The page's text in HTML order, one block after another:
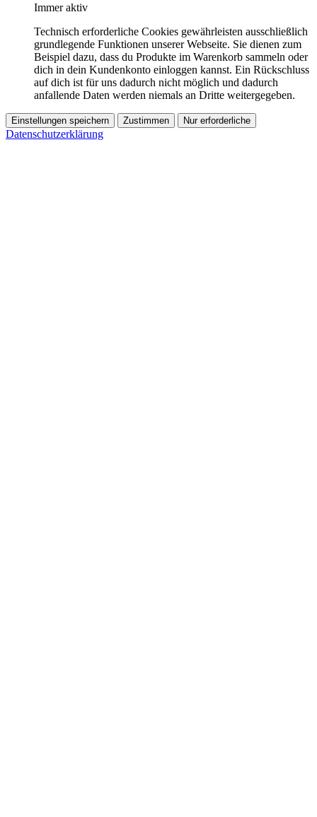
Immer aktiv
Technisch erforderliche Cookies gewährleisten ausschließlich
grundlegende Funktionen unserer Webseite. Sie dienen zum
Beispiel dazu, dass du Produkte im Warenkorb sammeln oder
dich in dein Kundenkonto einloggen kannst. Ein Rückschluss
auf dich ist für uns dadurch nicht möglich und dadurch
anfallende Daten werden niemals an Dritte weitergegeben.
Einstellungen speichern Zustimmen Nur erforderliche
Datenschutzerklärung